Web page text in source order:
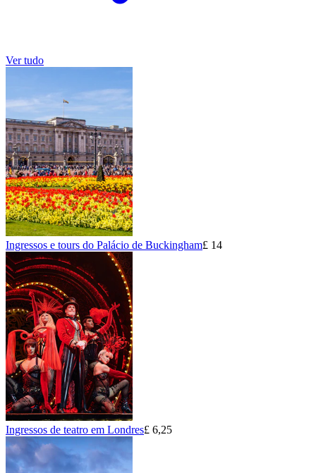
Ver tudo
Ingressos e tours do Palácio de Buckingham£ 14
Ingressos de teatro em Londres£ 6,25